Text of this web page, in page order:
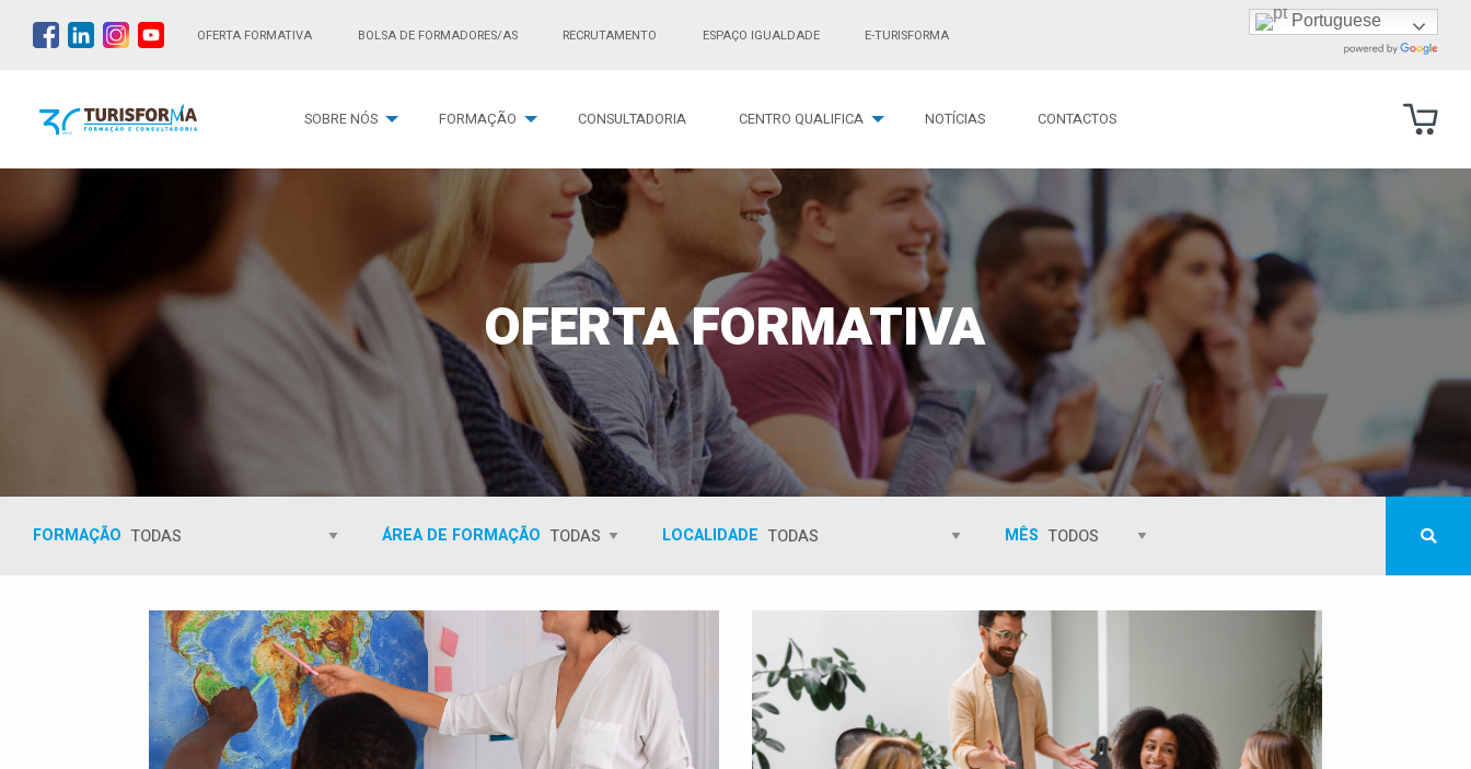
OFERTA FORMATIVA BOLSA DE FORMADORES/AS RECRUTAMENTO ESPAÇO IGUALDADE E-TURISFORMA
Portuguese
SOBRE NÓS FORMAÇÃO CONSULTADORIA CENTRO QUALIFICA NOTÍCIAS CONTACTOS
OFERTA FORMATIVA
FORMAÇÃO ÁREA DE FORMAÇÃO LOCALIDADE MÊS